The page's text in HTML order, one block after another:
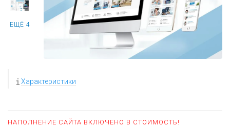
ЕЩЁ 4
Характеристики
НАПОЛНЕНИЕ САЙТА ВКЛЮЧЕНО В СТОИМОСТЬ!